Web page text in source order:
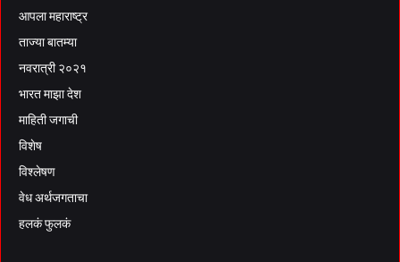
आपला महाराष्ट्र
ताज्या बातम्या
नवरात्री २०२१
भारत माझा देश
माहिती जगाची
विशेष
विश्लेषण
वेध अर्थजगताचा
हलकं फुलकं